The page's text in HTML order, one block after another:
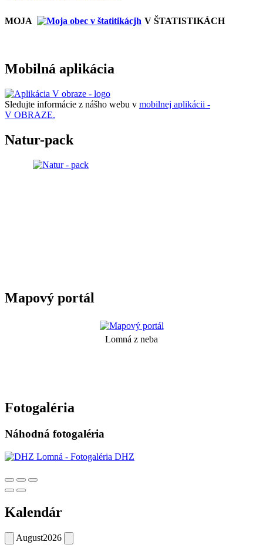
MOJA V ŠTATISTIKÁCH
Mobilná aplikácia
Sledujte informácie z nášho webu v mobilnej aplikácii -
V OBRAZE.
Natur-pack
Mapový portál
Lomná z neba
Fotogaléria
Náhodná fotogaléria
Kalendár
August2026